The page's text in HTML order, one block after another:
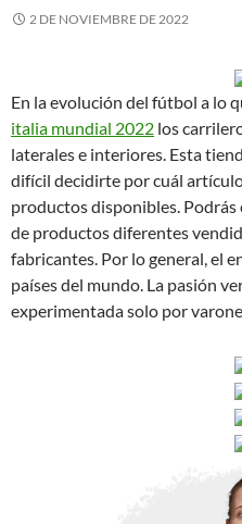
2 DE NOVIEMBRE DE 2022
En la evolución del fútbol a lo
italia mundial 2022 los
laterales e interiores. Esta
difícil decidirte por cuál
productos disponibles.
de productos diferentes
fabricantes. Por lo general, el
países del mundo. La pasión
experimentada solo por